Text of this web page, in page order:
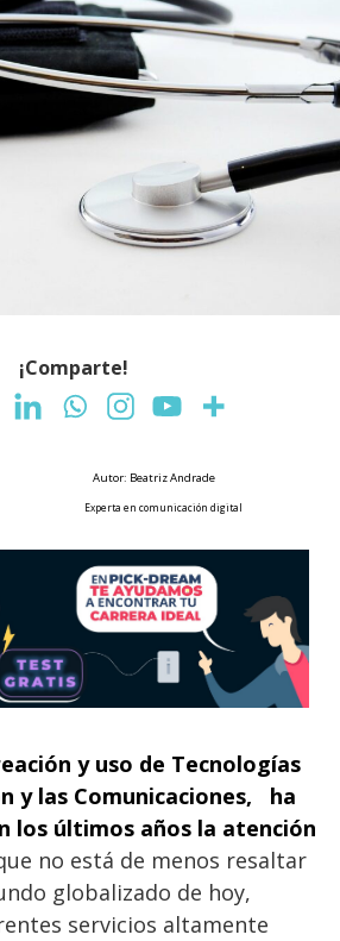
¡Comparte!
Autor: Beatriz Andrade
Experta en comunicación digital
y uso de Tecnologías
y las Comunicaciones, ha
los últimos años la atención
no está de menos resaltar
globalizado de hoy,
servicios altamente